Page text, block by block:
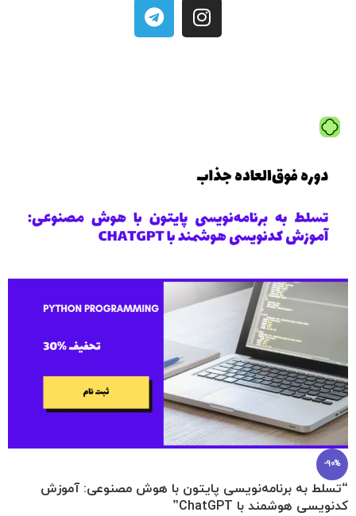
-90%
“تسلط به برنامه‌نویسی پایتون با هوش مصنوعی: آموزش
کدنویسی هوشمند با ChatGPT”